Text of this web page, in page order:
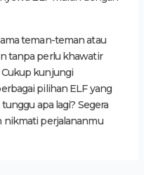
teman-teman atau
tanpa perlu khawatir
kunjungi
pilihan ELF yang
apa lagi? Segera
nikmati perjalananmu